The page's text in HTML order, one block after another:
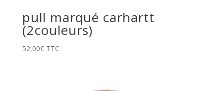
pull marqué carhartt
(2couleurs)
52,00€ TTC